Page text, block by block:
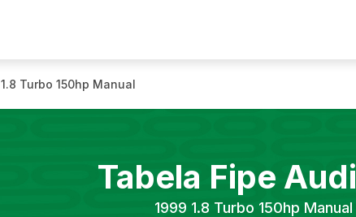
1.8 Turbo 150hp Manual
Tabela Fipe Audi
1999 1.8 Turbo 150hp Manual